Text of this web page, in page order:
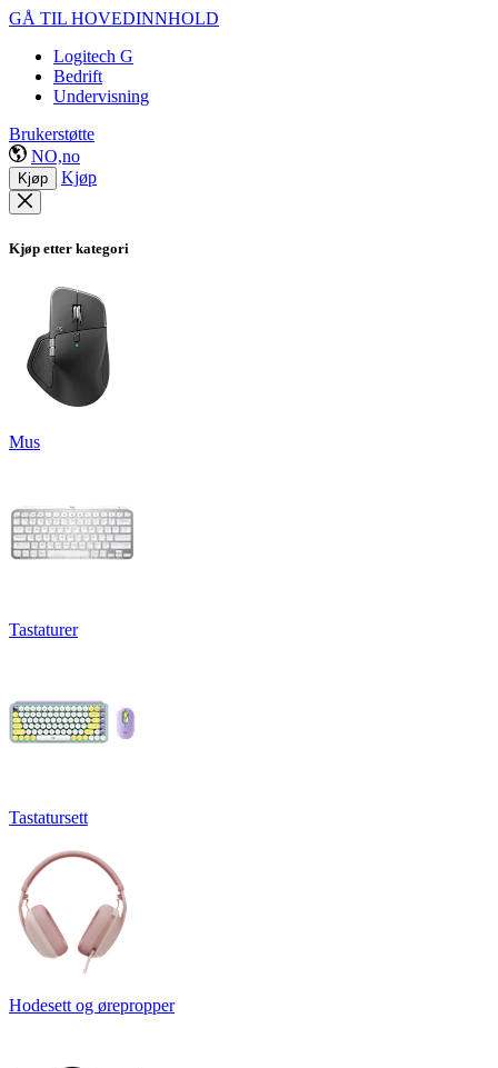
GÅ TIL HOVEDINNHOLD
Logitech G
Bedrift
Undervisning
Brukerstøtte
NO,no
Kjøp Kjøp
Kjøp etter kategori
Mus
Tastaturer
Tastatursett
Hodesett og ørepropper